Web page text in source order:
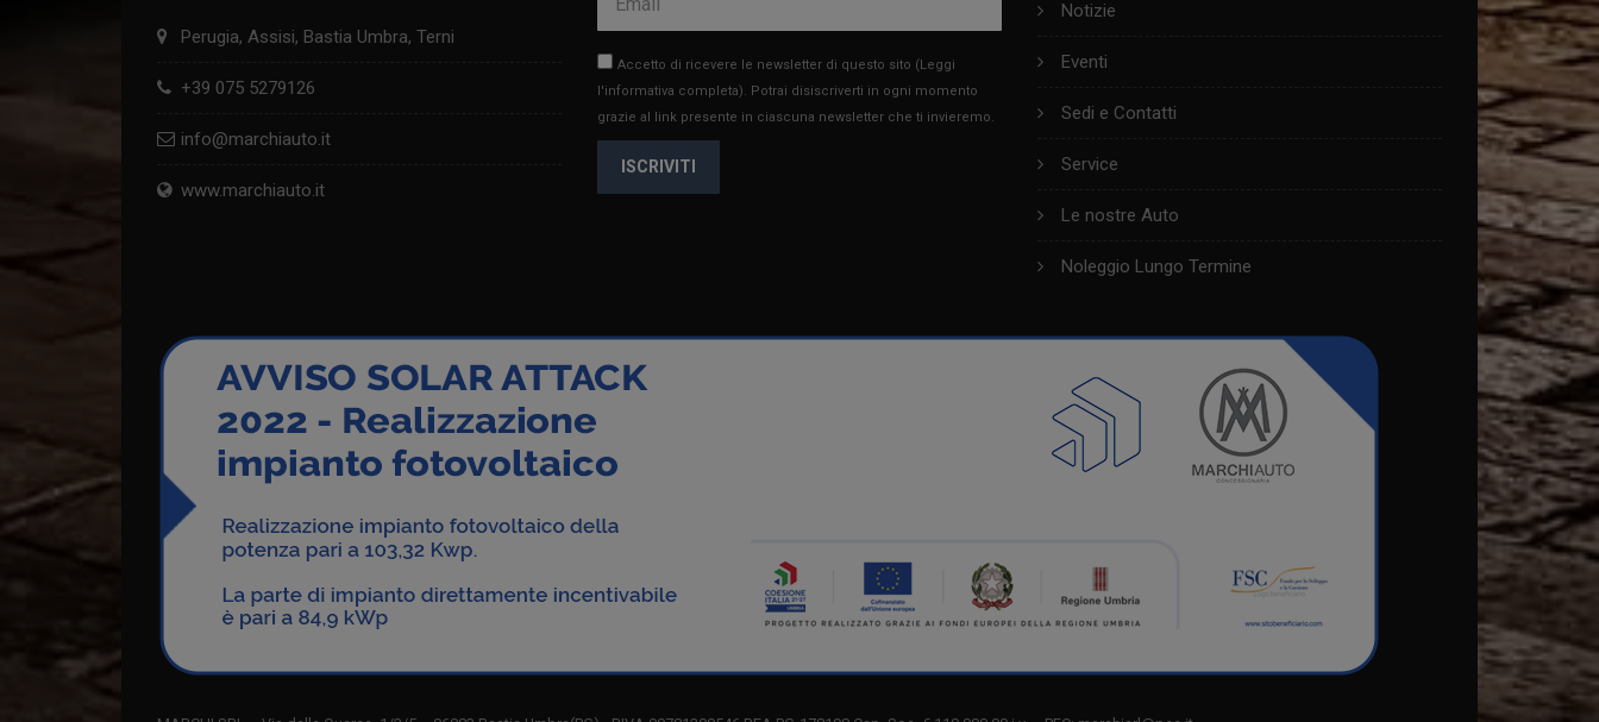
Perugia, Assisi, Bastia Umbra, Terni
+39 075 5279126
info@marchiauto.it
www.marchiauto.it
Accetto di ricevere le newsletter di questo sito (Leggi
l'informativa completa). Potrai disiscriverti in ogni momento
grazie al link presente in ciascuna newsletter che ti invieremo.
ISCRIVITI
Notizie
Eventi
Sedi e Contatti
Service
Le nostre Auto
Noleggio Lungo Termine